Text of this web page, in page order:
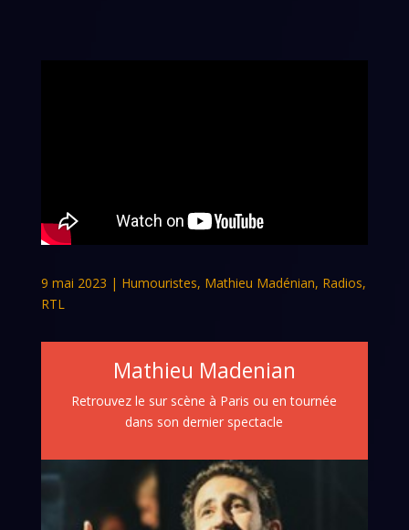
9 mai 2023 | Humouristes, Mathieu Madénian, Radios,
RTL
Mathieu Madenian
Retrouvez le sur scène à Paris ou en tournée
dans son dernier spectacle